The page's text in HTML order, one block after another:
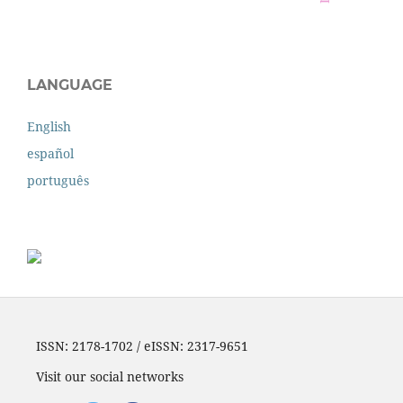
LANGUAGE
English
español
português
ISSN: 2178-1702 / eISSN: 2317-9651
Visit our social networks